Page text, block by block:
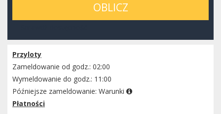
OBLICZ
Przyloty
Zameldowanie od godz.: 02:00
Wymeldowanie do godz.: 11:00
Późniejsze zameldowanie: Warunki
Płatności